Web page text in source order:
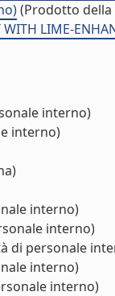
(Prodotto della
WITH LIME-
interno)
interno)
interno)
interno)
di personale
interno)
interno)